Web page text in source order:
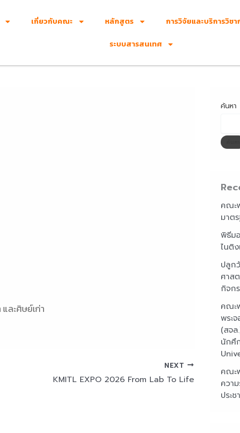
เกี่ยวกับคณะ หลักสูตร การวิจัยและบริการวิชา
ระบบสารสนเทศ
ละศิษย์เก่า
NEXT
KMITL EXPO 2026 From Lab To Life
ค้นหา
คณะ
มาต
พิธีม
ไนติ
ปลูก
ศาส
กิจก
คณะ
พระ
(สจ
นักศึ
คณะ
ควา
ประช